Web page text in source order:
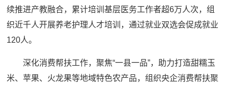
续推进产教融合，累计培训基层医务工作者超6万人次，组
织近千人开展养老护理人才培训，通过就业双选会促成就业
120人。
深化消费帮扶工作，聚焦“一县一品”，助力打造甜糯玉
米、苹果、火龙果等地域特色农产品，组织央企消费帮扶聚